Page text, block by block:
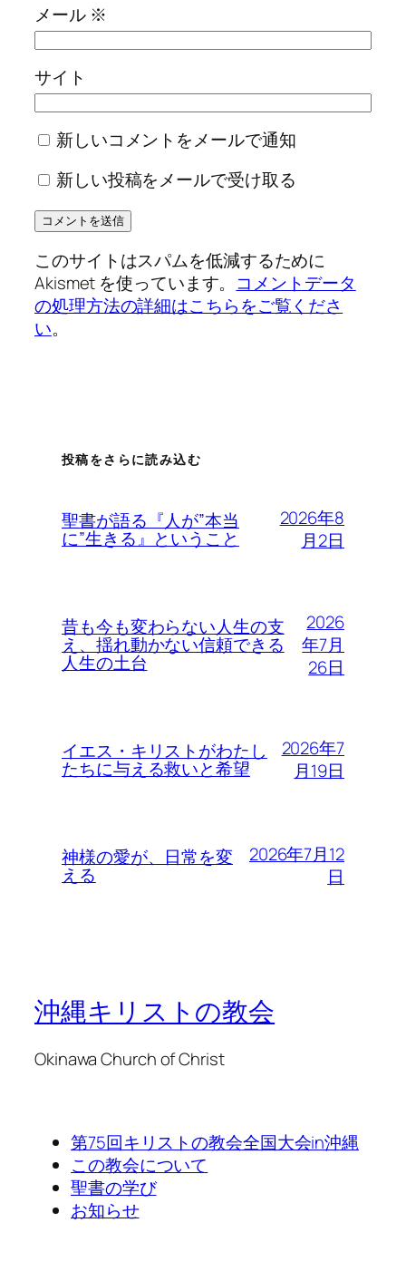
メール ※
サイト
新しいコメントをメールで通知
新しい投稿をメールで受け取る
このサイトはスパムを低減するために
Akismet を使っています。 コメントデータ
の処理方法の詳細はこちらをご覧くださ
い。
投稿をさらに読み込む
聖書が語る『人が”本当
に”生きる』ということ
2026年8
月2日
昔も今も変わらない人生の支
え、揺れ動かない信頼できる
人生の土台
2026
年7月
26日
イエス・キリストがわたし
たちに与える救いと希望
2026年7
月19日
神様の愛が、日常を変
える
2026年7月12
日
沖縄キリストの教会
Okinawa Church of Christ
第75回キリストの教会全国大会in沖縄
この教会について
聖書の学び
お知らせ